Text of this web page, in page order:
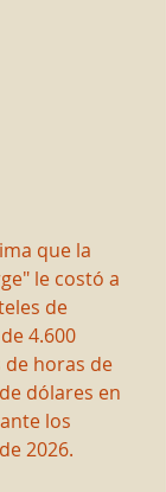
que la
le costó a
de
4.600
de horas de
dólares en
los
2026.